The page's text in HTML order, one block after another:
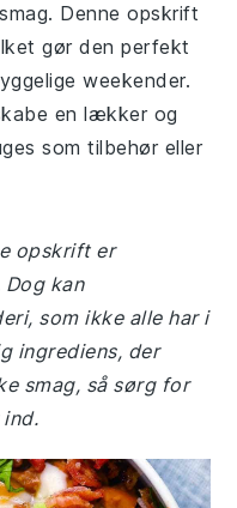
Denne opskrift
gør den perfekt
weekender.
en lækker og
som tilbehør eller
opskrift er
kan
som ikke alle har i
ingrediens, der
smag, så sørg for